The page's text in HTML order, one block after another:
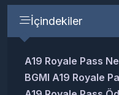
İçindekiler
A19 Royale Pass
BGMI A19 Royale